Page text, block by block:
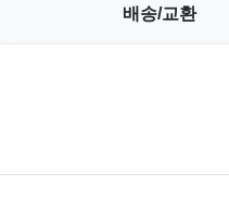
배송/교환